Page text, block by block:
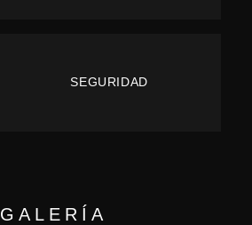
SEGURIDAD
GALERÍA